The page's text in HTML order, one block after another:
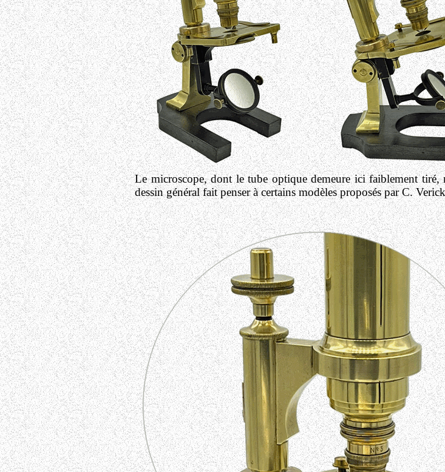
Le microscope, dont le tube optique demeure ici faiblement
dessin général fait penser à certains modèles proposés par C.